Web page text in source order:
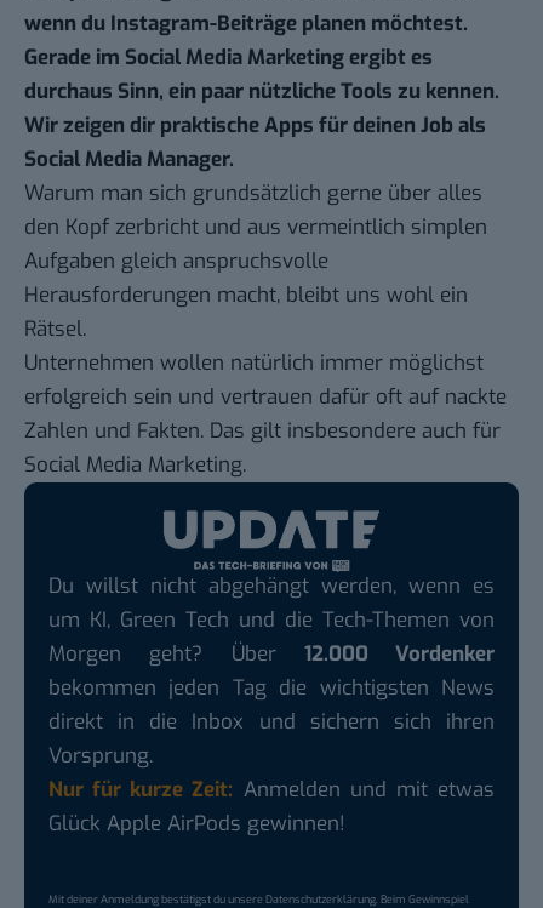
wenn du Instagram-Beiträge planen möchtest.
Gerade im Social Media Marketing ergibt es
durchaus Sinn, ein paar nützliche Tools zu kennen.
Wir zeigen dir praktische Apps für deinen Job als
Social Media Manager.
Warum man sich grundsätzlich gerne über alles
den Kopf zerbricht und aus vermeintlich simplen
Aufgaben gleich anspruchsvolle
Herausforderungen macht, bleibt uns wohl ein
Rätsel.
Unternehmen wollen natürlich immer möglichst
erfolgreich sein und vertrauen dafür oft auf nackte
Zahlen und Fakten. Das gilt insbesondere auch für
Social Media Marketing.
Du willst nicht abgehängt werden, wenn es
um KI, Green Tech und die Tech-Themen von
Morgen geht? Über 12.000 Vordenker
bekommen jeden Tag die wichtigsten News
direkt in die Inbox und sichern sich ihren
Vorsprung.
Nur für kurze Zeit: Anmelden und mit etwas
Glück Apple AirPods gewinnen!
Mit deiner Anmeldung bestätigst du unsereDatenschutzerklärung. Beim Gewinnspiel